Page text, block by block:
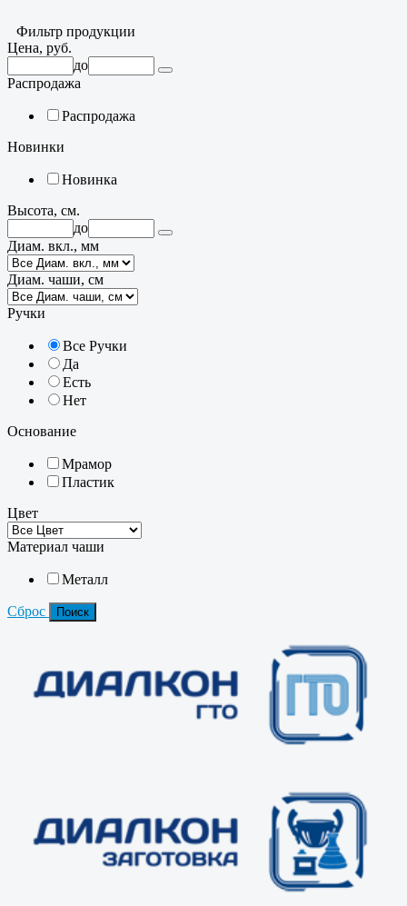
Фильтр продукции
Цена, руб.
до
Распродажа
Распродажа
Новинки
Новинка
Высота, см.
до
Диам. вкл., мм
Диам. чаши, см
Ручки
Все Ручки
Да
Есть
Нет
Основание
Мрамор
Пластик
Цвет
Материал чаши
Металл
Сброс